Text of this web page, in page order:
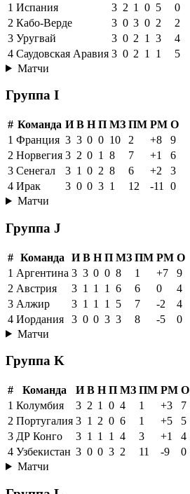
1 Испания 3 2 1 0 5 0
2 Кабо-Верде 3 0 3 0 2 2
3 Уругвай 3 0 2 1 3 4
4 Саудовская Аравия 3 0 2 1 1 5
Матчи
Группа I
# Команда И В Н П МЗ ПМ РМ О
1 Франция 3 3 0 0 10 2 +8
9
2 Норвегия 3 2 0 1 8 7 +1
6
3 Сенегал 3 1 0 2 8 6 +2
3
4 Ирак 3 0 0 3 1 12 -11
0
Матчи
Группа J
# Команда И В Н П МЗ ПМ РМ О
1 Аргентина 3 3 0 0 8 1 +7
9
2 Австрия 3 1 1 1 6 6 0
4
3 Алжир 3 1 1 1 5 7 -2
4
4 Иордания 3 0 0 3 3 8 -5
0
Матчи
Группа K
# Команда И В Н П МЗ ПМ РМ О
1 Колумбия 3 2 1 0 4 1 +3
7
2 Португалия 3 1 2 0 6 1 +5
5
3 ДР Конго 3 1 1 1 4 3 +1
4
4 Узбекистан 3 0 0 3 2 11 -9
0
Матчи